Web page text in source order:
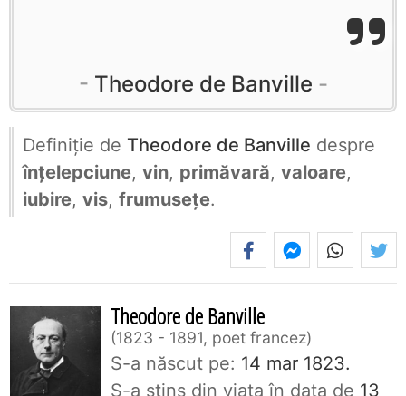
Theodore de Banville
Definiţie de Theodore de Banville despre
înțelepciune, vin, primăvară, valoare,
iubire, vis, frumusețe.
Theodore de Banville
1823 - 1891, poet francez
S-a născut pe: 14 mar 1823.
S-a stins din viaţa în data de 13